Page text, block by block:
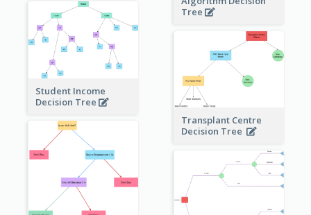
Tree
Student Income
Decision Tree
Transplant Centre
Decision Tree